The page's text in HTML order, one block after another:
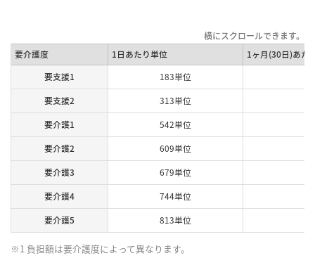
要介護度 1日あたり単位
1ヶ月(30日)あた
要支援1
183単位
要支援2
313単位
要介護1
542単位
要介護2
609単位
要介護3
679単位
要介護4
744単位
要介護5
813単位
※1 負担額は要介護度によって異なります。